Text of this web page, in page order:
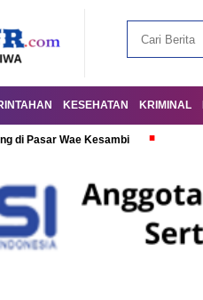
KESEHATAN KRIMINAL
di Pasar Wae Kesambi